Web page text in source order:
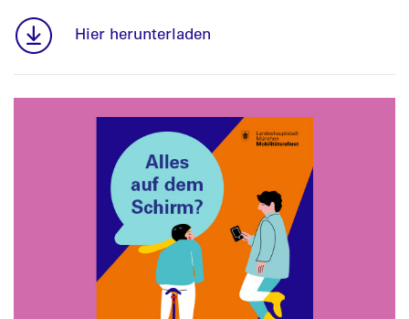
Hier herunterladen